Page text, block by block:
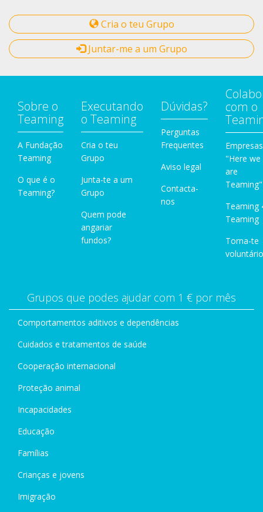
Cria o teu Grupo
Juntar-me a um Grupo
Sobre o
Teaming
A Fundação
Teaming
O que é o
Teaming?
Executando
o Teaming
Cria o teu
Grupo
Junta-te a um
Grupo
Quem pode
angariar
fundos?
Dúvidas?
Perguntas
Frequentes
Aviso legal
Contacta-
nos
com o
Empresas
"Here we
are
Teaming"
Teaming
Teaming
Torna-te
Grupos que podes ajudar com 1 € por mês
Comportamentos aditivos e dependências
Cuidados e tratamentos de saúde
Cooperação internacional
Proteção animal
Incapacidades
Educação
Famílias
Crianças e jovens
Imigração